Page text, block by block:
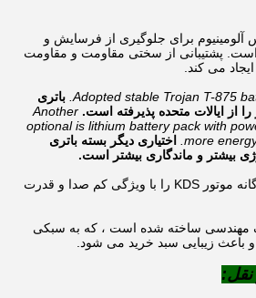
آلومینیوم برای جلوگیری از فرسایش و
پشتیبانی از سختی مقاومت و مقاومت
می کند.
Adopted stable Trojan T-875 باتری
Another
optional is lithium battery pack with
more
اختیاری دیگر بسته باتری
72V r به طور جداگانه موتور KDS را با ویژگی کم صدا و قدرت
مهندسی ساخته شده است ، که به سبکی
زیبایی سبد خرید می شود.
نقل: